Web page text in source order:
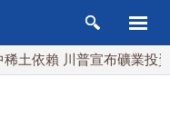
賴 川普宣布礦業投資20億